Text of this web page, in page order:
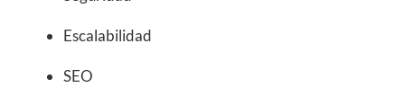
Escalabilidad
SEO